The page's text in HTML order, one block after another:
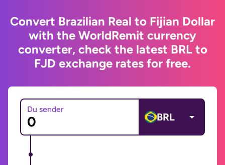
Convert Brazilian Real to Fijian Dollar
with the WorldRemit currency
converter, check the latest BRL to
FJD exchange rates for free.
Du sender
BRL